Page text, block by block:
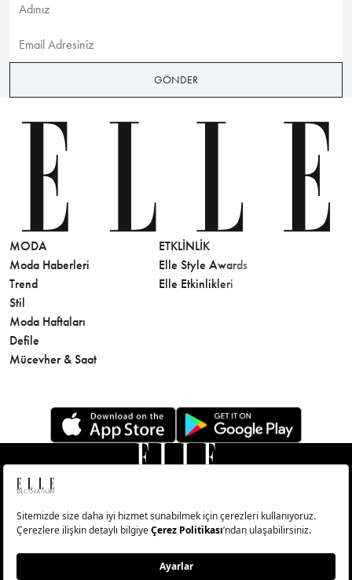
GÖNDER
MODA
Moda Haberleri
Trend
Stil
Moda Haftaları
Defile
Mücevher & Saat
ETKLINLIK
Elle Style Awards
Elle Etkinlikleri
© Big Medya Teknoloji A.Ş. Altunizade Mahallesi Kuşbakışı
Caddesi No:27/1 Üsküdar/İstanbul